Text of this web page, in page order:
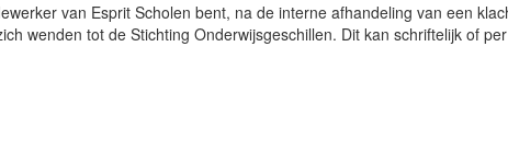
van Esprit Scholen bent, na de interne afhandeling van een
wenden tot de Stichting Onderwijsgeschillen. Dit kan schriftelijk of